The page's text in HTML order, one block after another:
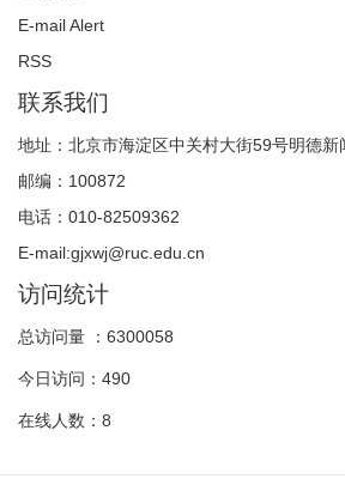
E-mail Alert
RSS
联系我们
地址：北京市海淀区中关村大街59号明德新
邮编：100872
电话：010-82509362
E-mail:gjxwj@ruc.edu.cn
访问统计
总访问量 ： 6300058
今日访问： 490
在线人数： 8